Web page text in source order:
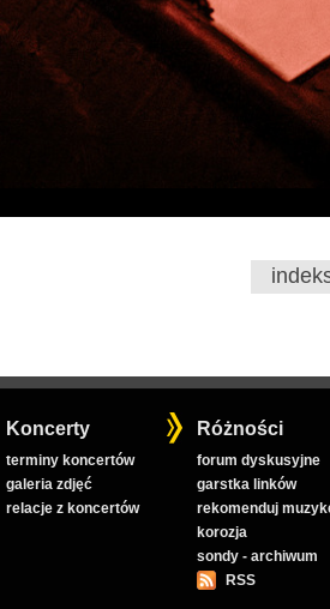
Koncerty
terminy koncertów
galeria zdjęć
relacje z koncertów
Różności
forum dyskusyjne
garstka linków
rekomenduj
korozja
sondy - archiwum
RSS